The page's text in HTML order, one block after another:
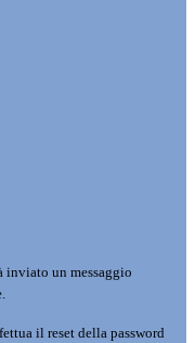
inviato un messaggio
il reset della password